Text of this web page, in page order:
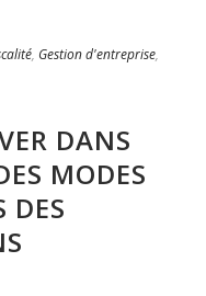
, Gestion d'entreprise,
DANS
MODES
DES